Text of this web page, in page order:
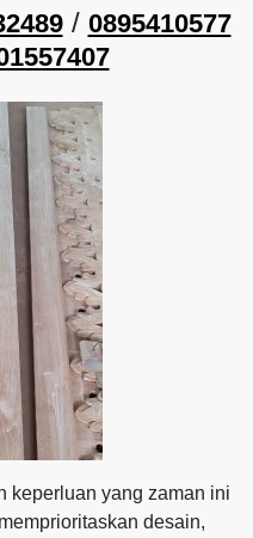
/ 0895410577
keperluan yang zaman ini
desain,